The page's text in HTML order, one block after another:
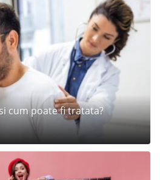
cum poate fi tratata?